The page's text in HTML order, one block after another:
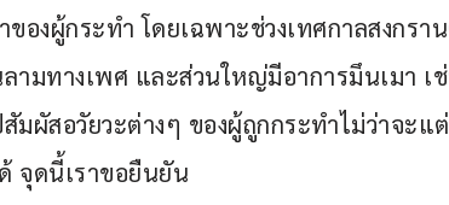
ของผู้กระทำ โดยเฉพาะช่วงเทศกาลสงกร
ามทางเพศ และส่วนใหญ่มีอาการมึนเมา เ
มผัสอวัยวะต่างๆ ของผู้ถูกกระทำไม่ว่าจะแ
จุดนี้เราขอยืนยัน